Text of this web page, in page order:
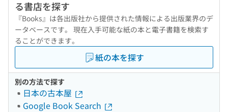
る書店を探す
『Books』は各出版社から提供された情報による出版業界のデ
ータベースです。 現在入手可能な紙の本と電子書籍を検索す
ることができます。
紙の本を探す
別の方法で探す
日本の古本屋
Google Book Search